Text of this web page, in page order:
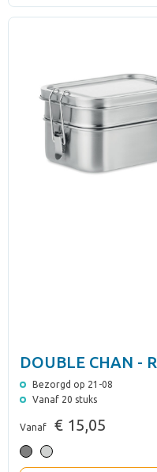
DOUBLE CHAN -
Bezorgd op 21-08
Vanaf 20 stuks
Vanaf € 15,05